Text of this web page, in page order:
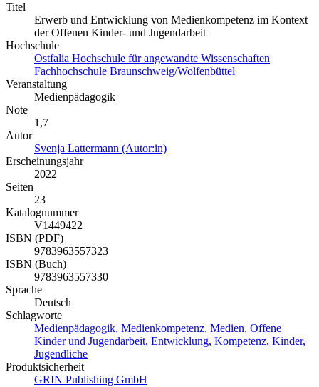
Titel
Erwerb und Entwicklung von Medienkompetenz im Kontext
der Offenen Kinder- und Jugendarbeit
Hochschule
Ostfalia Hochschule für angewandte Wissenschaften
Fachhochschule Braunschweig/Wolfenbüttel
Veranstaltung
Medienpädagogik
Note
1,7
Autor
Svenja Lattermann (Autor:in)
Erscheinungsjahr
2022
Seiten
23
Katalognummer
V1449422
ISBN (PDF)
9783963557323
ISBN (Buch)
9783963557330
Sprache
Deutsch
Schlagworte
Medienpädagogik, Medienkompetenz, Medien, Offene
Kinder und Jugendarbeit, Entwicklung, Kompetenz, Kinder,
Jugendliche
Produktsicherheit
GRIN Publishing GmbH